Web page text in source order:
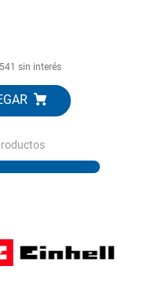
541 sin interés